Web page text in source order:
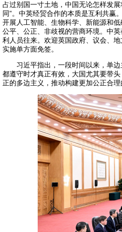
占过别国一寸土地，中国无论怎样发
同”。中英经贸合作的本质是互利共赢
开展人工智能、生物科学、新能源和
公平、公正、非歧视的营商环境。中
利人员往来。欢迎英国政府、议会、
实施单方面免签。
习近平指出，一段时间以来，单
都遵守时才真正有效，大国尤其要带
正的多边主义，推动构建更加公正合